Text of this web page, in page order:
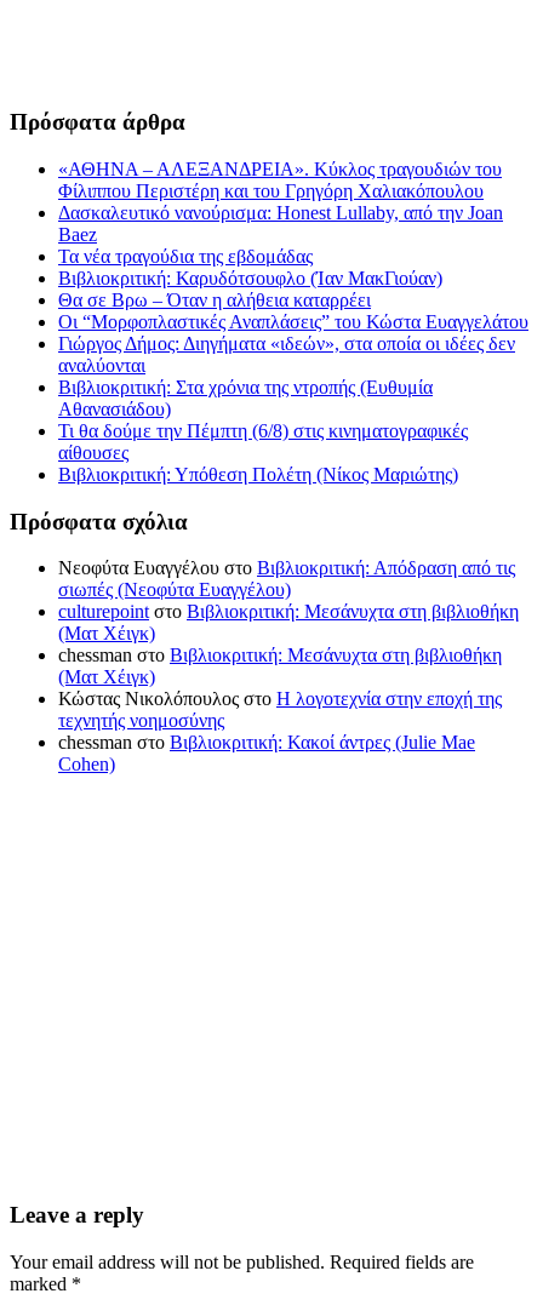
Πρόσφατα άρθρα
«ΑΘΗΝΑ – ΑΛΕΞΑΝΔΡΕΙΑ». Κύκλος τραγουδιών του
Φίλιππου Περιστέρη και του Γρηγόρη Χαλιακόπουλου
Δασκαλευτικό νανούρισμα: Honest Lullaby, από την Joan
Baez
Τα νέα τραγούδια της εβδομάδας
Βιβλιοκριτική: Καρυδότσουφλο (Ίαν ΜακΓιούαν)
Θα σε Βρω – Όταν η αλήθεια καταρρέει
Οι “Μορφοπλαστικές Αναπλάσεις” του Κώστα Ευαγγελάτου
Γιώργος Δήμος: Διηγήματα «ιδεών», στα οποία οι ιδέες δεν
αναλύονται
Βιβλιοκριτική: Στα χρόνια της ντροπής (Ευθυμία
Αθανασιάδου)
Τι θα δούμε την Πέμπτη (6/8) στις κινηματογραφικές
αίθουσες
Βιβλιοκριτική: Υπόθεση Πολέτη (Νίκος Μαριώτης)
Πρόσφατα σχόλια
Νεοφύτα Ευαγγέλου στο Βιβλιοκριτική: Απόδραση από τις
σιωπές (Νεοφύτα Ευαγγέλου)
culturepointστο Βιβλιοκριτική: Μεσάνυχτα στη βιβλιοθήκη
(Ματ Χέιγκ)
chessman στο Βιβλιοκριτική: Μεσάνυχτα στη βιβλιοθήκη
(Ματ Χέιγκ)
Κώστας Νικολόπουλος στο Η λογοτεχνία στην εποχή της
τεχνητής νοημοσύνης
chessman στο Βιβλιοκριτική: Κακοί άντρες (Julie Mae
Cohen)
Leave a reply
Your email address will not be published. Required fields are
marked *